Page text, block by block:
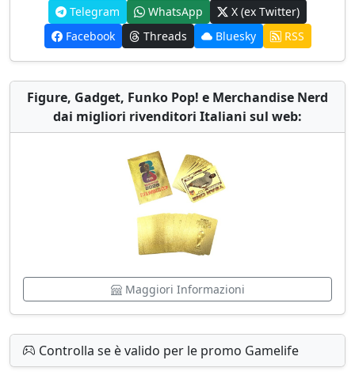
Telegram WhatsApp
X (ex Twitter)
Facebook
Threads Bluesky RSS
Figure, Gadget, Funko Pop! e Merchandise Nerd
dai migliori rivenditori Italiani sul web:
Maggiori Informazioni
Controlla se è valido per le promo Gamelife